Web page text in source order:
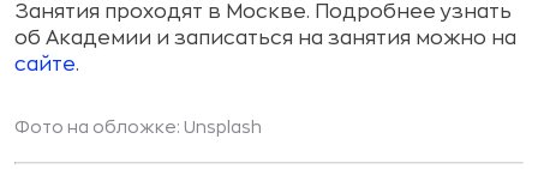
Занятия проходят в Москве. Подробнее узнать
об Академии и записаться на занятия можно на
сайте.
Фото на обложке: Unsplash